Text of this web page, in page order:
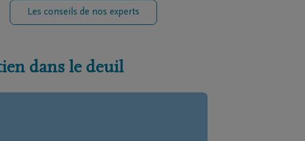
Les conseils de nos experts
dans le deuil